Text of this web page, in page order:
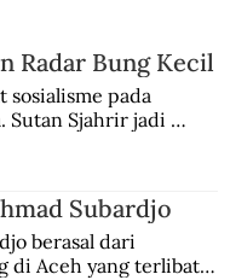
Presiden
Radar Bung Kecil
pada
Sutan Sjahrir jadi
Subardjo
berasal dari
di Aceh yang terlibat